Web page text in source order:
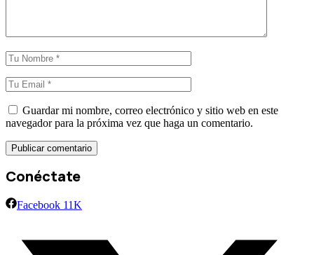
Guardar mi nombre, correo electrónico y sitio web en este
navegador para la próxima vez que haga un comentario.
Conéctate
Facebook 11K